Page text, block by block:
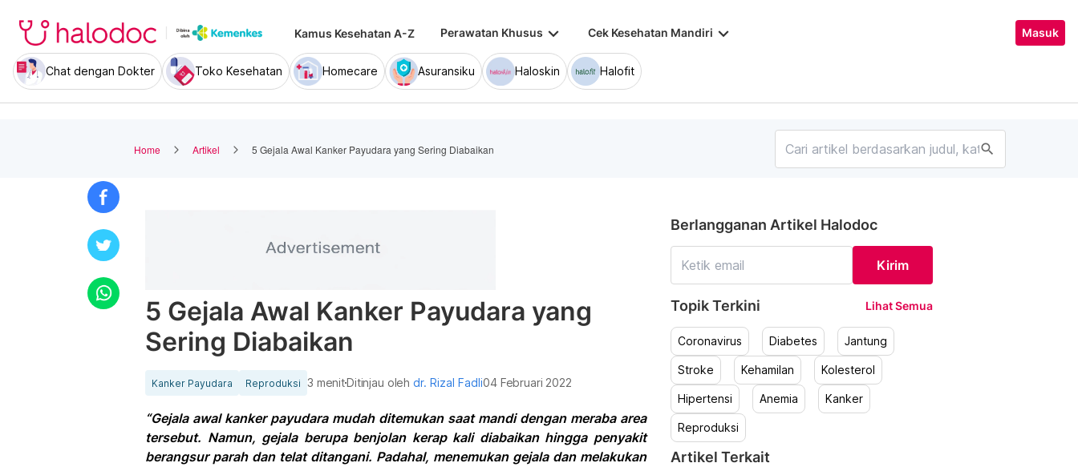
Kamus Kesehatan A-Z Perawatan Khusus keyboard_arrow_down Cek Kesehatan Mandiri keyboard_arrow_down Masuk
Chat dengan Dokter Toko Kesehatan Homecare Asuransiku Haloskin Halofit
Home Artikel 5 Gejala Awal Kanker Payudara yang Sering Diabaikan search
5 Gejala Awal Kanker Payudara yang
Sering Diabaikan
Kanker Payudara Reproduksi 3 menitDitinjau olehdr. Rizal Fadli04 Februari 2022
“Gejala awal kanker payudara mudah ditemukan saat mandi dengan meraba area
tersebut. Namun, gejala berupa benjolan kerap kali diabaikan hingga penyakit
berangsur parah dan telat ditangani. Padahal, menemukan gejala dan melakukan
Berlangganan Artikel Halodoc
Kirim
Topik Terkini Lihat Semua
Coronavirus Diabetes Jantung
Stroke Kehamilan Kolesterol
Hipertensi Anemia Kanker
Reproduksi
Artikel Terkait